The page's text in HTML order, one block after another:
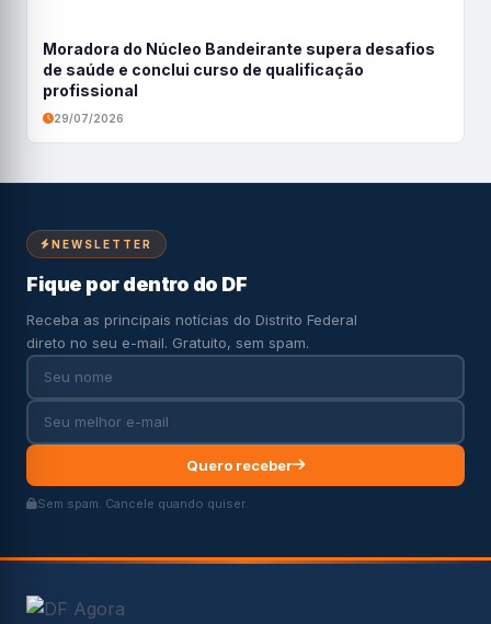
Moradora do Núcleo Bandeirante supera desafios
de saúde e conclui curso de qualificação
profissional
29/07/2026
NEWSLETTER
Fique por dentro do DF
Receba as principais notícias do Distrito Federal
direto no seu e-mail. Gratuito, sem spam.
Quero receber
Sem spam. Cancele quando quiser.